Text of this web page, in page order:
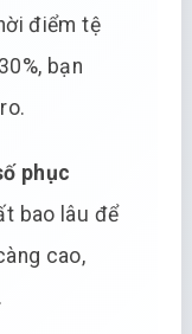
điểm tệ
bạn
phục
bao lâu để
cao,